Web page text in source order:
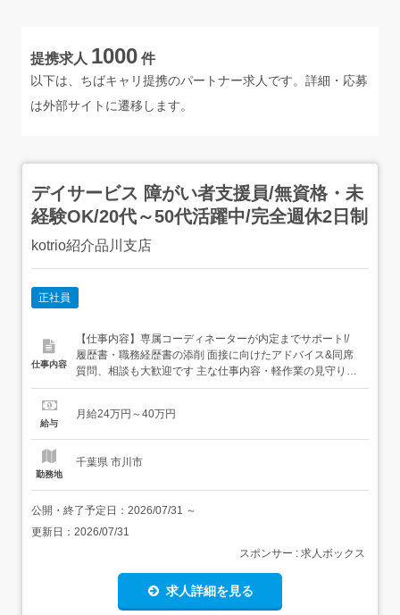
提携求人 1000 件
以下は、ちばキャリ提携のパートナー求人です。詳細・応募
は外部サイトに遷移します。
デイサービス 障がい者支援員/無資格・未
経験OK/20代～50代活躍中/完全週休2日制
kotrio紹介品川支店
正社員
仕事内容
【仕事内容】専属コーディネーターが内定までサポート!/
履歴書・職務経歴書の添削 面接に向けたアドバイス&同席
質問、相談も大歓迎です 主な仕事内容・軽作業の見守りや
お手伝い・必要に応じた生活介助・送迎業務(運転できる方
の方が通うデイサービスの支援員 研修制度もあるので安心
給与
月給24万円～40万円
勤務地
千葉県 市川市
公開・終了予定日： 2026/07/31 ～
更新日： 2026/07/31
スポンサー : 求人ボックス
求人詳細を見る